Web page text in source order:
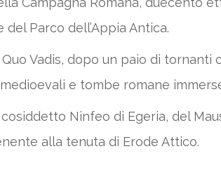
Parco dell’Appia Antica.
Vadis, dopo un paio di
e tombe romane
Ninfeo di Egeria, del
alla tenuta di Erode Attico.